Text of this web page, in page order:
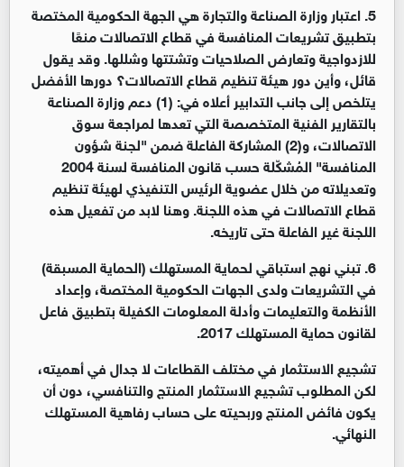
5
.اعتبار وزارة الصناعة والتجارة هي الجهة الحكومية المختصة
بتطبيق تشريعات المنافسة في قطاع الاتصالات منعًا
للازدواجية وتعارض الصلاحيات وتشتتها وشللها. وقد يقول
قائل، وأين دور هيئة تنظيم قطاع الاتصالات؟ دورها الأفضل
يتلخص إلى جانب التدابير أعلاه في: (1) دعم وزارة الصناعة
بالتقارير الفنية المتخصصة التي تعدها لمراجعة سوق
الاتصالات، و(2) المشاركة الفاعلة ضمن "لجنة شؤون
المنافسة" المُشكّلة حسب قانون المنافسة لسنة 2004
وتعديلاته من خلال عضوية الرئيس التنفيذي لهيئة تنظيم
قطاع الاتصالات في هذه اللجنة. وهنا لابد من تفعيل هذه
اللجنة غير الفاعلة حتى تاريخه.
6
.تبني نهج استباقي لحماية المستهلك (الحماية المسبقة)
في التشريعات ولدى الجهات الحكومية المختصة، وإعداد
الأنظمة والتعليمات وأدلة المعلومات الكفيلة بتطبيق فاعل
لقانون حماية المستهلك 2017
.
تشجيع الاستثمار في مختلف القطاعات لا جدال في أهميته،
لكن المطلوب تشجيع الاستثمار المنتج والتنافسي، دون أن
يكون فائض المنتج وربحيته على حساب رفاهية المستهلك
النهائي.